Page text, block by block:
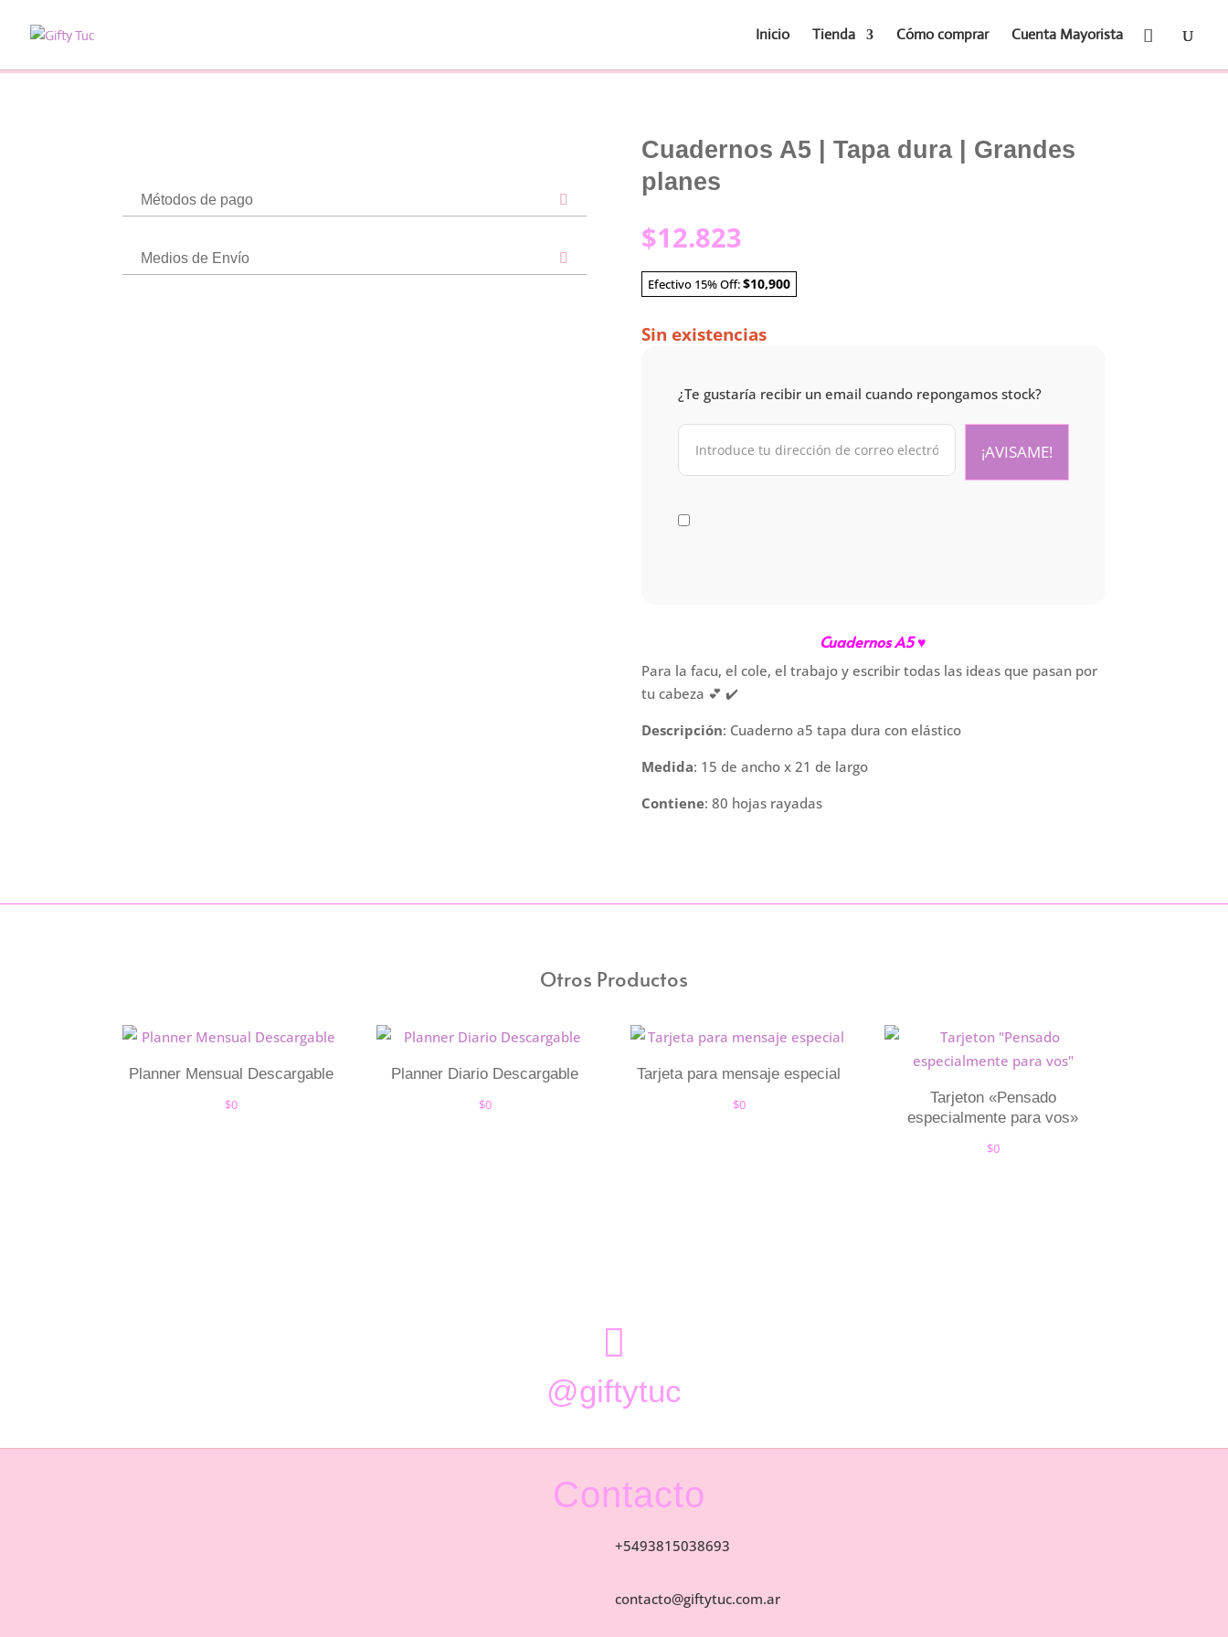
Inicio Tienda Cómo comprar Cuenta Mayorista
Métodos de pago
Medios de Envío
Cuadernos A5 | Tapa dura | Grandes
planes
$12.823
Efectivo 15% Off:$10,900
Sin existencias
¿Te gustaría recibir un email cuando repongamos stock?
Cuadernos A5 ♥
Para la facu, el cole, el trabajo y escribir todas las ideas que pasan por
tu cabeza 💕 ✔️
Descripción: Cuaderno a5 tapa dura con elástico
Medida: 15 de ancho x 21 de largo
Contiene: 80 hojas rayadas
Otros Productos
Planner Mensual Descargable
$0
Planner Diario Descargable
$0
Tarjeta para mensaje especial
$0
Tarjeton «Pensado
especialmente para vos»
$0

@giftytuc
Contacto
+5493815038693
contacto@giftytuc.com.ar